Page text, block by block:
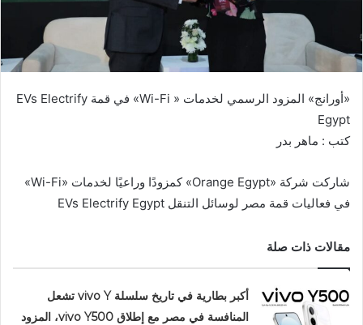
«أورانج» المزود الرسمي لخدمات « Wi-Fi» في قمة EVs Electrify
Egypt
كتب : ماهر بدر
شاركت شركة «Orange Egypt» كمزودًا وراعيًا لخدمات «Wi-Fi»
في فعاليات قمة مصر لوسائل التنقل EVs Electrify Egypt
مقالات ذات صلة
أكبر بطارية في تاريخ سلسلة vivo Y تشعل
المنافسة في مصر مع إطلاق vivo Y500، المزود